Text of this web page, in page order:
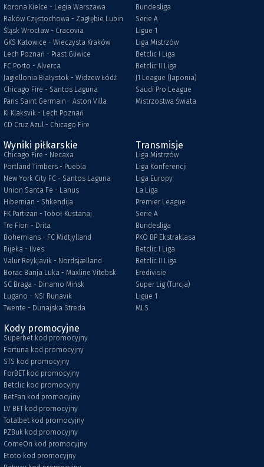
Korona Kielce - Legia Warszawa
Raków Częstochowa - Zagłębie Lubin
Śląsk Wrocław - Cracovia
GKS Katowice - Wieczysta Kraków
Lech Poznań - Piast Gliwice
FC Porto - Alverca
Jagiellonia Białystok - Widzew Łódź
Chicago Fire - Santos Laguna
Paris Saint Germain - Aston Villa
KI Klaksvik - Lech Poznań
CD Cruz Azul - Chicago Fire
Bundesliga
Serie A
Ligue 1
Liga Mistrzów
Betclic I Liga
Betclic II Liga
J1 League (Japonia)
Saudi Pro League
Mistrzostwa Świata
Wyniki piłkarskie
Chicago Fire - Necaxa
Portland Timbers - Puebla
New York City FC - Santos Laguna
Union Santa Fe - Lanus
Hibernian - Shkendija
FK Partizan - Toboł Kustanaj
Tre Fiori - Drita
Bohemians - FC Midtjylland
Rijeka - Ilves
Valur Reykjavik - Nordsjælland
Borac Banja Luka - Maxline Vitebsk
SC Braga - Dinamo Mińsk
Lugano - NSI Runavik
Twente - Dunajska Streda
Transmisje
Liga Mistrzów
Liga Konferencji
Liga Europy
La Liga
Premier League
Serie A
Bundesliga
PKO BP Ekstraklasa
Betclic I Liga
Betclic II Liga
Eredivisie
Super Lig (Turcja)
Ligue 1
MLS
Kody promocyjne
Superbet kod promocyjny
Fortuna kod promocyjny
STS kod promocyjny
ForBET kod promocyjny
Betclic kod promocyjny
BetFan kod promocyjny
LV BET kod promocyjny
Totalbet kod promocyjny
PZBuk kod promocyjny
ComeOn kod promocyjny
Etoto kod promocyjny